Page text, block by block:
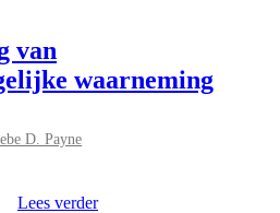
van
waarneming
D. Payne
Lees verder